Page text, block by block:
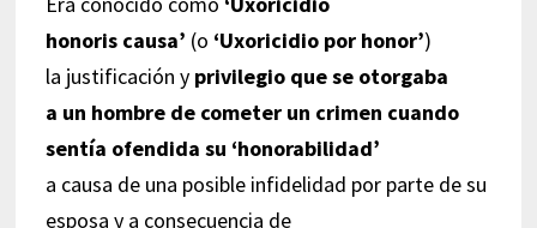
honoris causa’ (o ‘Uxoricidio por honor’)
la justificación y privilegio que se otorgaba
a un hombre de cometer un crimen cuando
sentía ofendida su ‘honorabilidad’
a causa de una posible infidelidad por parte de su
esposa y a consecuencia de